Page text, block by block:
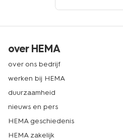
over HEMA
over ons bedrijf
werken bij HEMA
duurzaamheid
nieuws en pers
HEMA geschiedenis
HEMA zakelijk